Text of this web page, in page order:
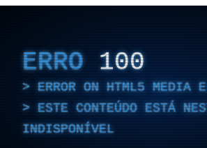
ERRO 100
ERROR ON HTML5 MEDIA
ESTE CONTEÚDO ESTÁ
INDISPONÍVEL